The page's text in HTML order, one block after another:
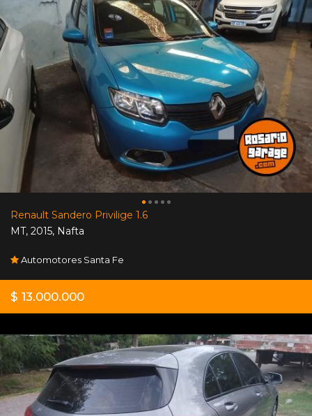
Renault Sandero Privilige 1.6
MT, 2015, Nafta
Automotores Santa Fe
$ 13.000.000